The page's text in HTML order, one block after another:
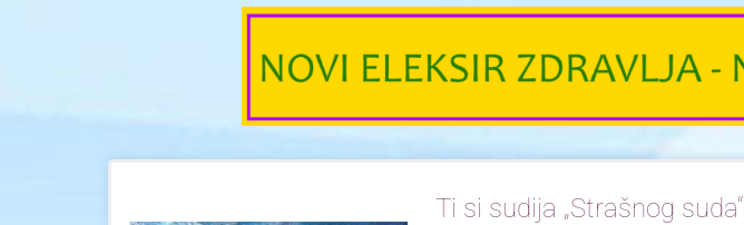
Ti si sudija „Strašnog suda“